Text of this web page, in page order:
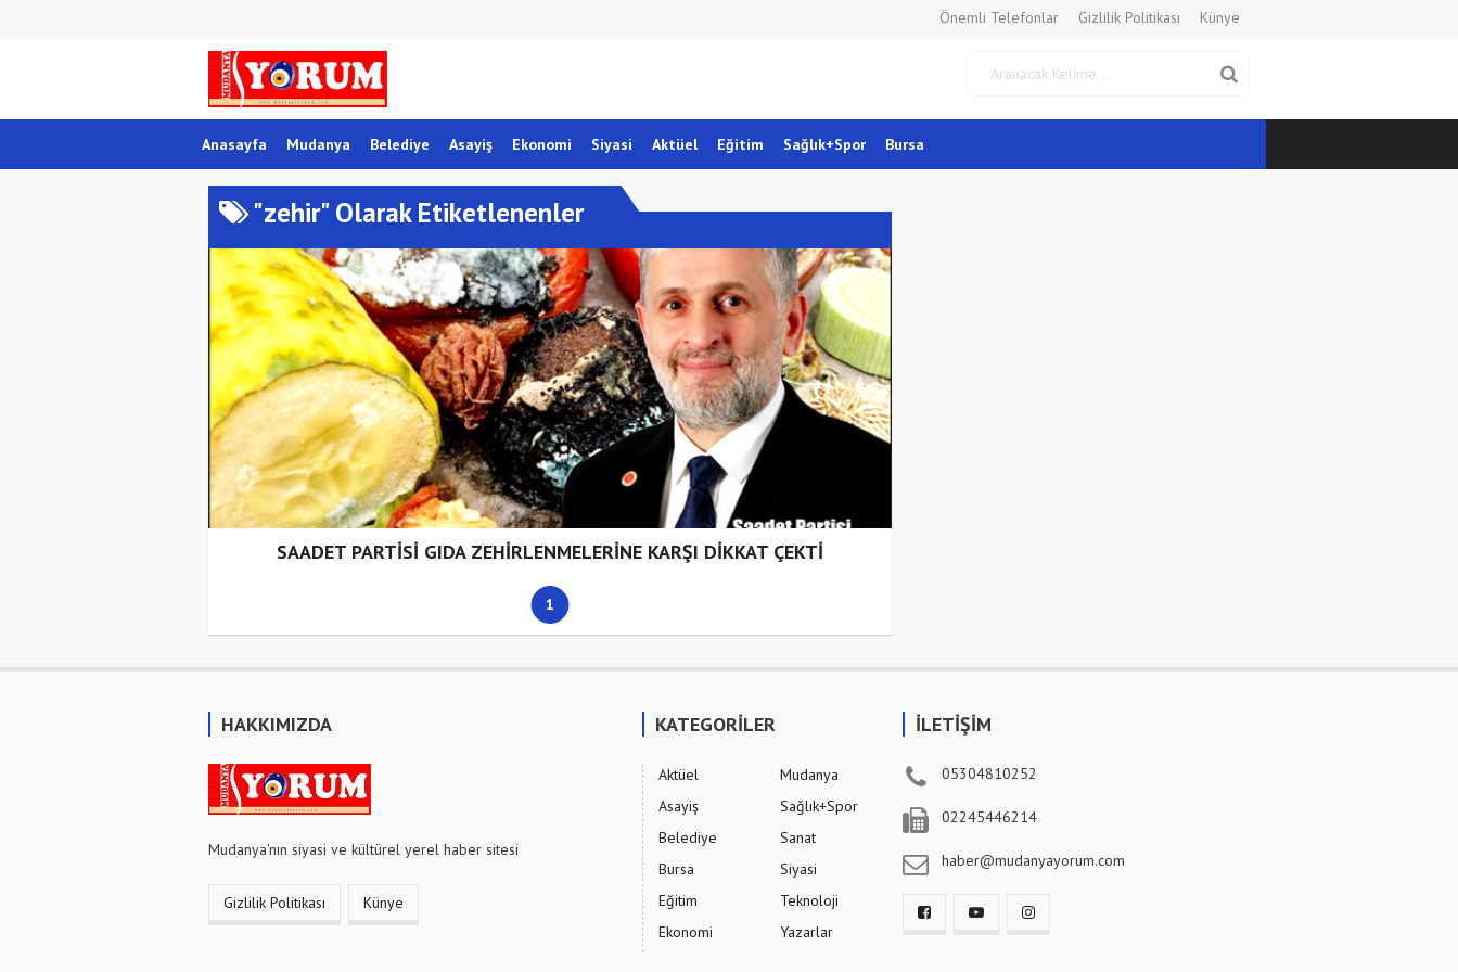
Önemli Telefonlar Gizlilik Politikası Künye
Anasayfa Mudanya Belediye Asayiş Ekonomi Siyasi Aktüel Eğitim Sağlık+Spor Bursa
"zehir" Olarak Etiketlenenler
SAADET PARTİSİ GIDA ZEHİRLENMELERİNE KARŞI DİKKAT ÇEKTİ
1
HAKKIMIZDA
Mudanya'nın siyasi ve kültürel yerel haber sitesi
Gizlilik Politikası Künye
KATEGORİLER
Aktüel
Asayiş
Belediye
Bursa
Eğitim
Ekonomi
Mudanya
Sağlık+Spor
Sanat
Siyasi
Teknoloji
Yazarlar
İLETİŞİM
05304810252
02245446214
haber@mudanyayorum.com